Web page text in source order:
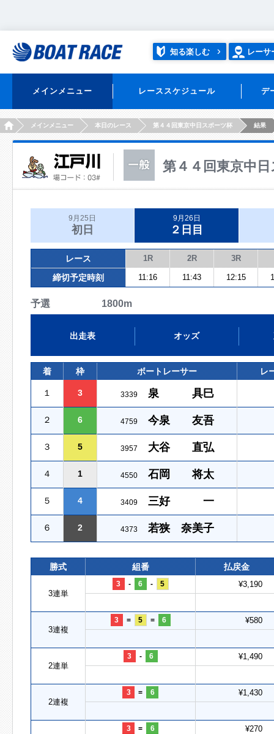
知る楽しむ レーサ
メインメニュー レーススケジュール デ
HOMEメインメニュー 本日のレース 第４４回東京中日スポーツ杯 結果
第４４回東京中
9月25日
初日
9月26日
２日目
レース 1R 2R 3R
締切予定時刻 11:16 11:43 12:15
予選 1800m
出走表 オッズ
着 枠 ボートレーサー レ
１ 3 3339 泉 具巳
２ 6 4759 今泉 友吾
３ 5 3957 大谷 直弘
４ 1 4550 石岡 将太
５ 4 3409 三好 一
６ 2 4373 若狭 奈美子
勝式 組番 払戻金
3連単
3 - 6 - 5 ¥3,190
3連複
3 = 5 = 6 ¥580
2連単
3 - 6 ¥1,490
2連複
3 = 6 ¥1,430
3 = 6 ¥270